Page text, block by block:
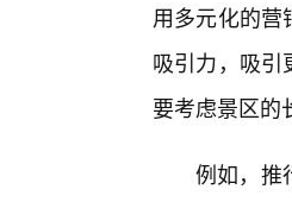
用多元化的
吸引力，吸引
要考虑景区的
例如，推